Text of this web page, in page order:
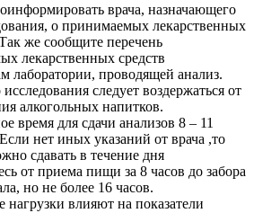
врача, назначающего
о принимаемых лекарственных
же сообщите перечень
лекарственных средств
лаборатории, проводящей анализ.
следует воздержаться от
алкогольных напитков.
время для сдачи анализов 8 – 11
нет иных указаний от врача ,то
сдавать в течение дня
от приема пищи за 8 часов до забора
но не более 16 часов.
нагрузки влияют на показатели